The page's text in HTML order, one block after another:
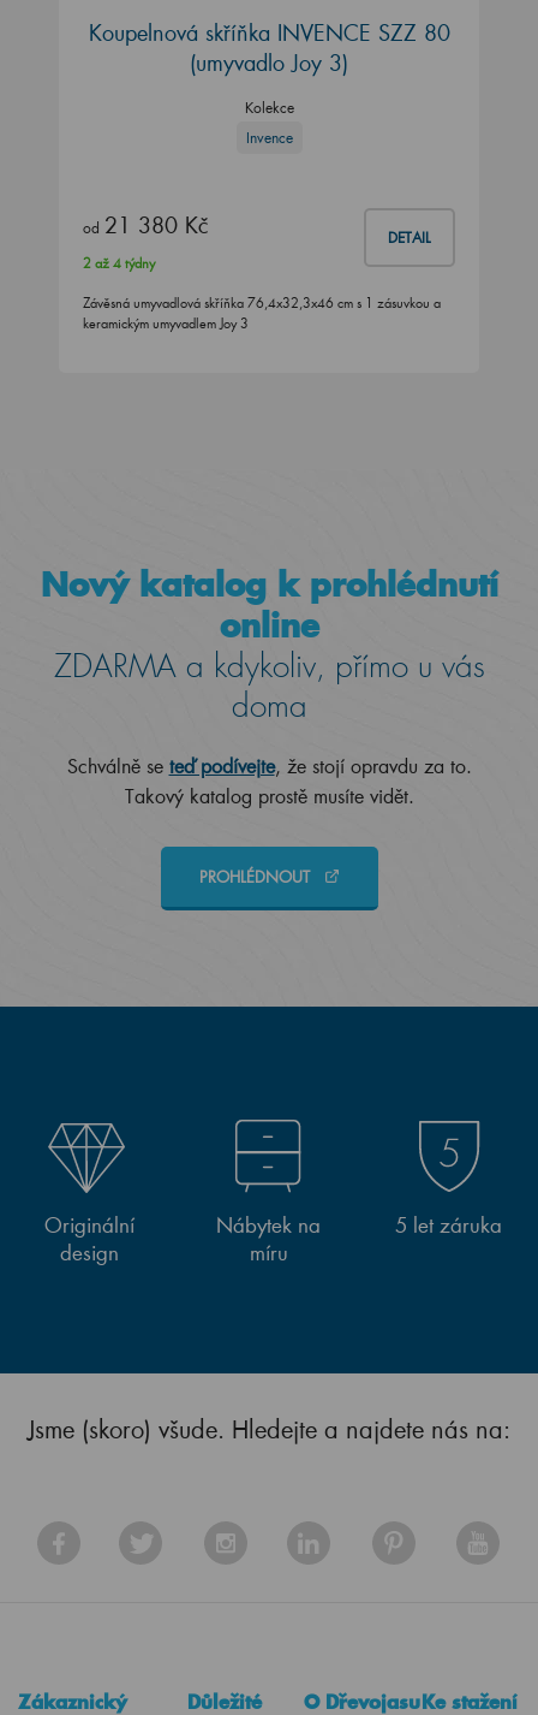
Koupelnová skříňka INVENCE SZZ 80
(umyvadlo Joy 3)
Kolekce
Invence
od 21 380 Kč DETAIL
2 až 4 týdny
Závěsná umyvadlová skříňka 76,4x32,3x46 cm s 1 zásuvkou a
keramickým umyvadlem Joy 3
Nový katalog k prohlédnutí
online
ZDARMA a kdykoliv, přímo u vás
doma
Schválně se teď podívejte, že stojí opravdu za to.
Takový katalog prostě musíte vidět.
PROHLÉDNOUT
Originální
design
Nábytek na
míru
5 let záruka
Jsme (skoro) všude. Hledejte a najdete nás na:
Zákaznický
Důležité
O DřevojasuKe stažení